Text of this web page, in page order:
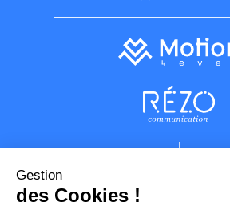
Gestion
des Cookies !